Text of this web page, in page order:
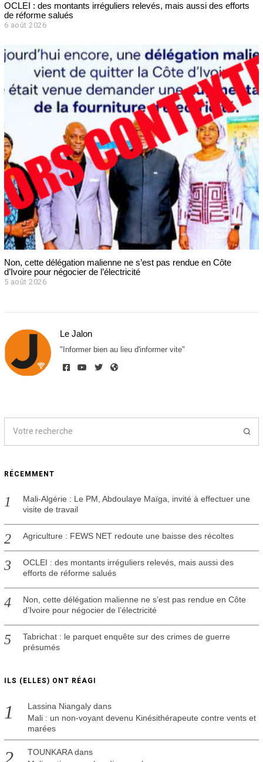
OCLEI : des montants irréguliers relevés, mais aussi des efforts
de réforme salués
6 août 2026
Non, cette délégation malienne ne s’est pas rendue en Côte
d’Ivoire pour négocier de l’électricité
5 août 2026
Le Jalon
"Informer bien au lieu d'informer vite"
RÉCEMMENT
Mali-Algérie : Le PM, Abdoulaye Maïga, invité à effectuer une
visite de travail
Agriculture : FEWS NET redoute une baisse des récoltes
OCLEI : des montants irréguliers relevés, mais aussi des
efforts de réforme salués
Non, cette délégation malienne ne s’est pas rendue en Côte
d’Ivoire pour négocier de l’électricité
Tabrichat : le parquet enquête sur des crimes de guerre
présumés
ILS (ELLES) ONT RÉAGI
Lassina Niangalydans
Mali : un non-voyant devenu Kinésithérapeute contre vents et
marées
TOUNKARAdans